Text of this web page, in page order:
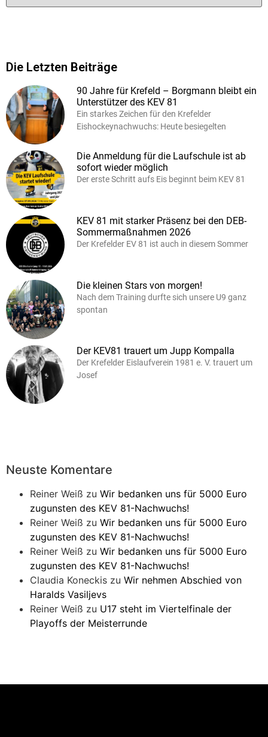
Die Letzten Beiträge
90 Jahre für Krefeld – Borgmann bleibt ein
Unterstützer des KEV 81
Ein starkes Zeichen für den Krefelder
Eishockeynachwuchs: Heute besiegelten
Die Anmeldung für die Laufschule ist ab
sofort wieder möglich
Der erste Schritt aufs Eis beginnt beim KEV 81
KEV 81 mit starker Präsenz bei den DEB-
Sommermaßnahmen 2026
Der Krefelder EV 81 ist auch in diesem Sommer
Die kleinen Stars von morgen!
Nach dem Training durfte sich unsere U9 ganz
spontan
Der KEV81 trauert um Jupp Kompalla
Der Krefelder Eislaufverein 1981 e. V. trauert um
Josef
Neuste Komentare
Reiner Weiß zu Wir bedanken uns für 5000 Euro
zugunsten des KEV 81-Nachwuchs!
Reiner Weiß zu Wir bedanken uns für 5000 Euro
zugunsten des KEV 81-Nachwuchs!
Reiner Weiß zu Wir bedanken uns für 5000 Euro
zugunsten des KEV 81-Nachwuchs!
Claudia Koneckis zu Wir nehmen Abschied von
Haralds Vasiljevs
Reiner Weiß zu U17 steht im Viertelfinale der
Playoffs der Meisterrunde